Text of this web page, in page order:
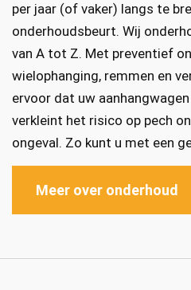
per jaar (of vaker) langs te
onderhoudsbeurt. Wij
van A tot Z. Met preventief
wielophanging, remmen en
ervoor dat uw
verkleint het risico op pech
ongeval. Zo kunt u met een
Meer over onderhoud